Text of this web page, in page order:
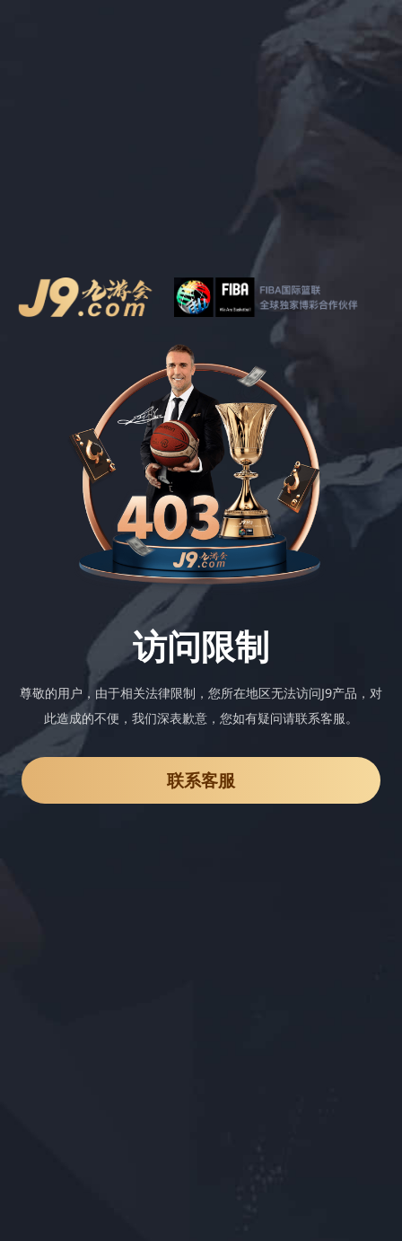
访问限制
尊敬的用户，由于相关法律限制，您所在地区无法访问J9产品，对
此造成的不便，我们深表歉意，您如有疑问请联系客服。
联系客服